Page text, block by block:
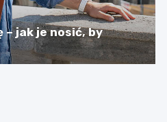
– jak je nosić, by